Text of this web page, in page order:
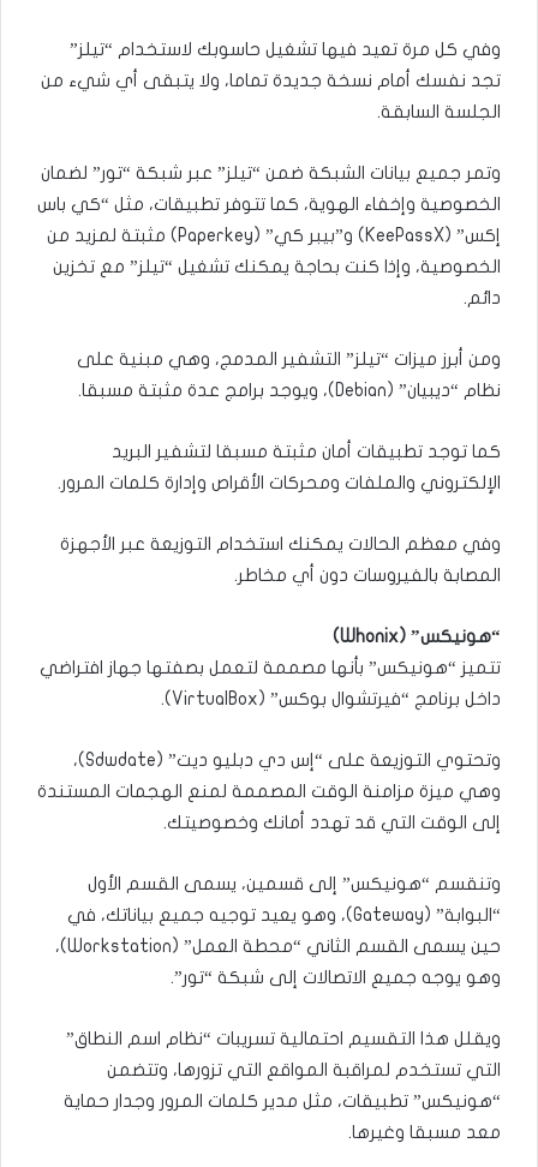
وفي كل مرة تعيد فيها تشغيل حاسوبك لاستخدام “تيلز”
تجد نفسك أمام نسخة جديدة تماما، ولا يتبقى أي شيء من
الجلسة السابقة.
وتمر جميع بيانات الشبكة ضمن “تيلز” عبر شبكة “تور” لضمان
الخصوصية وإخفاء الهوية، كما تتوفر تطبيقات، مثل “كي باس
إكس” (KeePassX) و”بيبر كي” (Paperkey) مثبتة لمزيد من
الخصوصية، وإذا كنت بحاجة يمكنك تشغيل “تيلز” مع تخزين
دائم.
ومن أبرز ميزات “تيلز” التشفير المدمج، وهي مبنية على
نظام “ديبيان” (Debian)، ويوجد برامج عدة مثبتة مسبقا.
كما توجد تطبيقات أمان مثبتة مسبقا لتشفير البريد
الإلكتروني والملفات ومحركات الأقراص وإدارة كلمات المرور.
وفي معظم الحالات يمكنك استخدام التوزيعة عبر الأجهزة
المصابة بالفيروسات دون أي مخاطر.
“هونيكس” (Whonix)
تتميز “هونيكس” بأنها مصممة لتعمل بصفتها جهاز افتراضي
داخل برنامج “فيرتشوال بوكس” (VirtualBox).
وتحتوي التوزيعة على “إس دي دبليو ديت” (Sdwdate)،
وهي ميزة مزامنة الوقت المصممة لمنع الهجمات المستندة
إلى الوقت التي قد تهدد أمانك وخصوصيتك.
وتنقسم “هونيكس” إلى قسمين، يسمى القسم الأول
“البوابة” (Gateway)، وهو يعيد توجيه جميع بياناتك، في
حين يسمى القسم الثاني “محطة العمل” (Workstation)،
وهو يوجه جميع الاتصالات إلى شبكة “تور”.
ويقلل هذا التقسيم احتمالية تسريبات “نظام اسم النطاق”
التي تستخدم لمراقبة المواقع التي تزورها، وتتضمن
“هونيكس” تطبيقات، مثل مدير كلمات المرور وجدار حماية
معد مسبقا وغيرها.